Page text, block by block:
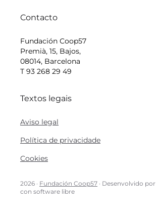
Contacto
Fundación Coop57
Premià, 15, Bajos,
08014, Barcelona
T 93 268 29 49
Textos legais
Aviso legal
Política de privacidade
Cookies
2026 · Fundación Coop57 · Desenvolvido por
con software libre